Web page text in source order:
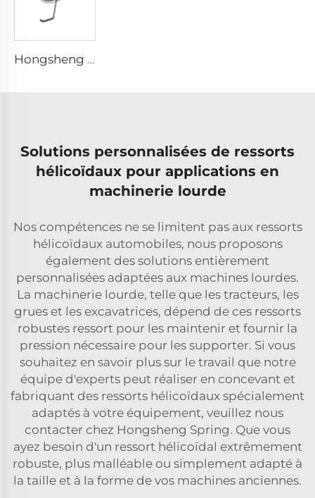
Hongsheng Torsion Coil Spring Metal Inox Spiral Torsion Springs
Solutions personnalisées de ressorts
hélicoïdaux pour applications en
machinerie lourde
Nos compétences ne se limitent pas aux ressorts
hélicoïdaux automobiles, nous proposons
également des solutions entièrement
personnalisées adaptées aux machines lourdes.
La machinerie lourde, telle que les tracteurs, les
grues et les excavatrices, dépend de ces ressorts
robustes ressort pour les maintenir et fournir la
pression nécessaire pour les supporter. Si vous
souhaitez en savoir plus sur le travail que notre
équipe d'experts peut réaliser en concevant et
fabriquant des ressorts hélicoïdaux spécialement
adaptés à votre équipement, veuillez nous
contacter chez Hongsheng Spring. Que vous
ayez besoin d'un ressort hélicoïdal extrêmement
robuste, plus malléable ou simplement adapté à
la taille et à la forme de vos machines anciennes.